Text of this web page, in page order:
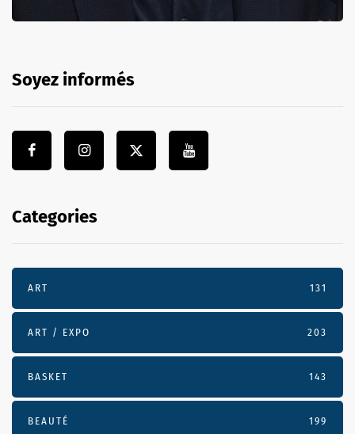
Soyez informés
Categories
ART 131
ART / EXPO 203
BASKET 143
BEAUTÉ 199